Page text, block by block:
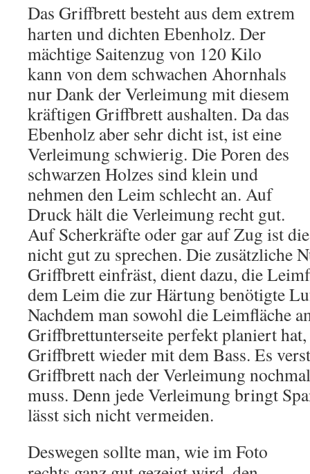
Das Griffbrett besteht aus dem extrem
harten und dichten Ebenholz. Der
mächtige Saitenzug von 120 Kilo
kann von dem schwachen Ahornhals
nur Dank der Verleimung mit diesem
kräftigen Griffbrett aushalten. Da das
Ebenholz aber sehr dicht ist, ist eine
Verleimung schwierig. Die Poren des
schwarzen Holzes sind klein und
nehmen den Leim schlecht an. Auf
Druck hält die Verleimung recht gut.
Auf Scherkräfte oder gar auf Zug ist
nicht gut zu sprechen. Die zusätzliche
Griffbrett einfräst, dient dazu, die
dem Leim die zur Härtung benötigte
Nachdem man sowohl die Leimfläche
Griffbrettunterseite perfekt planiert
Griffbrett wieder mit dem Bass. Es
Griffbrett nach der Verleimung
muss. Denn jede Verleimung bringt
lässt sich nicht vermeiden.
Deswegen sollte man, wie im Foto